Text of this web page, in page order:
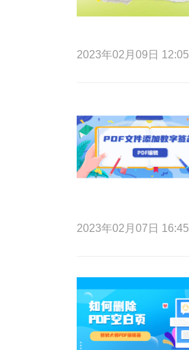
2023年02月09日 12:05
2023年02月07日 16:45